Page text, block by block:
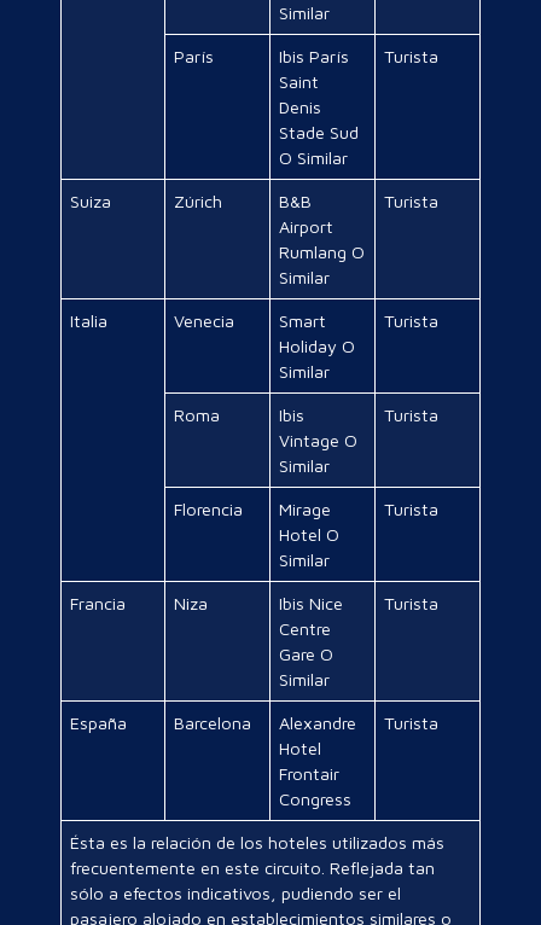
Similar
París
Ibis París
Saint
Denis
Stade Sud
O Similar
Turista
Suiza Zúrich
B&B
Airport
Rumlang O
Similar
Turista
Italia Venecia
Smart
Holiday O
Similar
Turista
Roma
Ibis
Vintage O
Similar
Turista
Florencia
Mirage
Hotel O
Similar
Turista
Francia Niza
Ibis Nice
Centre
Gare O
Similar
Turista
España Barcelona
Alexandre
Hotel
Frontair
Congress
Turista
Ésta es la relación de los hoteles utilizados más
frecuentemente en este circuito. Reflejada tan
sólo a efectos indicativos, pudiendo ser el
pasajero alojado en establecimientos similares o